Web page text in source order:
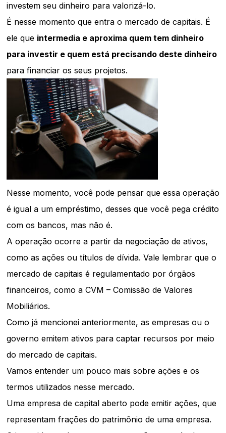
investem seu dinheiro para valorizá-lo.
É nesse momento que entra o mercado de capitais. É
ele que intermedia e aproxima quem tem dinheiro
para investir e quem está precisando deste dinheiro
para financiar os seus projetos.
Nesse momento, você pode pensar que essa operação
é igual a um empréstimo, desses que você pega crédito
com os bancos, mas não é.
A operação ocorre a partir da negociação de ativos,
como as ações ou títulos de dívida. Vale lembrar que o
mercado de capitais é regulamentado por órgãos
financeiros, como a CVM – Comissão de Valores
Mobiliários.
Como já mencionei anteriormente, as empresas ou o
governo emitem ativos para captar recursos por meio
do mercado de capitais.
Vamos entender um pouco mais sobre ações e os
termos utilizados nesse mercado.
Uma empresa de capital aberto pode emitir ações, que
representam frações do patrimônio de uma empresa.